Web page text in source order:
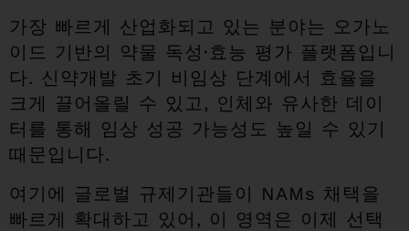
가장 빠르게 산업화되고 있는 분야는 오가노
이드 기반의 약물 독성·효능 평가 플랫폼입니
다. 신약개발 초기 비임상 단계에서 효율을
크게 끌어올릴 수 있고, 인체와 유사한 데이
터를 통해 임상 성공 가능성도 높일 수 있기
때문입니다.
여기에 글로벌 규제기관들이 NAMs 채택을
빠르게 확대하고 있어, 이 영역은 이제 선택